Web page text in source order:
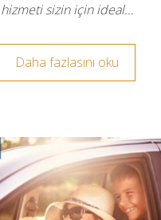
hizmeti sizin için ideal…
Daha fazlasını oku